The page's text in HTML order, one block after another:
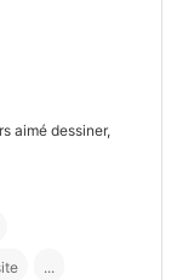
aimé dessiner,
...